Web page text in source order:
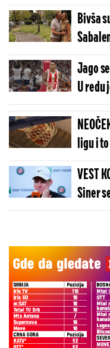
Bivša
Jago
U redu
ligu i
VEST
Siner